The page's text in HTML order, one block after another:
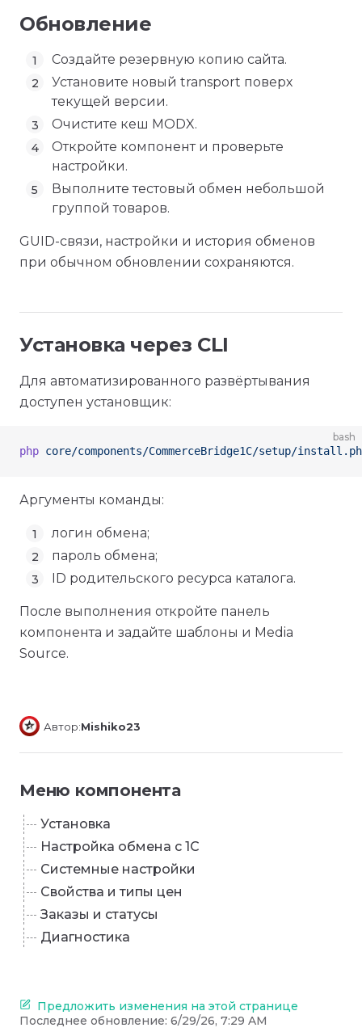
Обновление
Создайте резервную копию сайта.
Установите новый transport поверх
текущей версии.
Очистите кеш MODX.
Откройте компонент и проверьте
настройки.
Выполните тестовый обмен небольшой
группой товаров.
GUID-связи, настройки и история обменов
при обычном обновлении сохраняются.
Установка через CLI
Для автоматизированного развёртывания
доступен установщик:
bash
php core/components/CommerceBridge1C/setup/
Аргументы команды:
логин обмена;
пароль обмена;
ID родительского ресурса каталога.
После выполнения откройте панель
компонента и задайте шаблоны и Media
Source.
Автор:Mishiko23
Меню компонента
Установка
Настройка обмена с 1С
Системные настройки
Свойства и типы цен
Заказы и статусы
Диагностика
Предложить изменения на этой странице
Последнее обновление: 6/29/26, 7:29 AM